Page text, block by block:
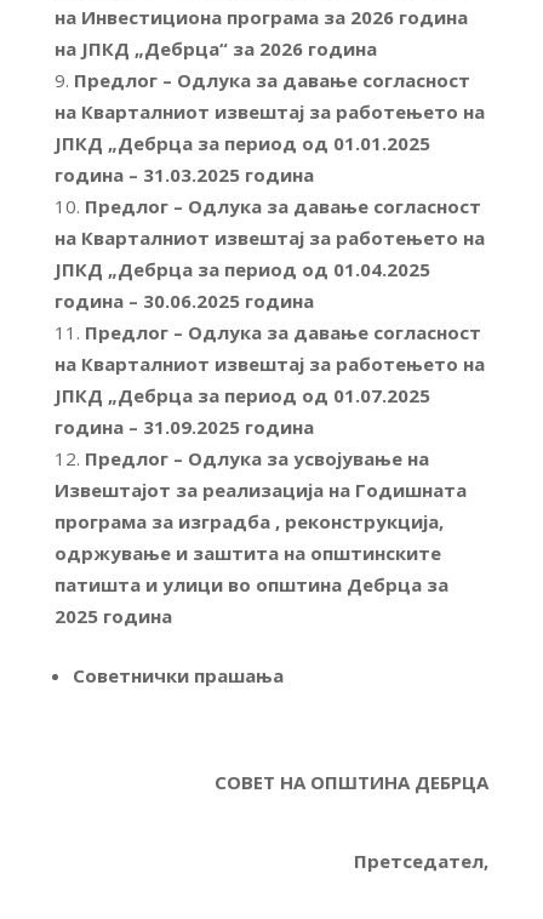
на Инвестициона програма за 2026 година
на ЈПКД „Дебрца“ за 2026 година
Предлог – Одлука за давање согласност
на Кварталниот извештај за работењето на
ЈПКД „Дебрца за период од 01.01.2025
година – 31.03.2025 година
Предлог – Одлука за давање согласност
на Кварталниот извештај за работењето на
ЈПКД „Дебрца за период од 01.04.2025
година – 30.06.2025 година
Предлог – Одлука за давање согласност
на Кварталниот извештај за работењето на
ЈПКД „Дебрца за период од 01.07.2025
година – 31.09.2025 година
Предлог – Одлука за усвојување на
Извештајот за реализација на Годишната
програма за изградба , реконструкција,
одржување и заштита на општинските
патишта и улици во општина Дебрца за
2025 година
Советнички прашања
СОВЕТ НА ОПШТИНА ДЕБРЦА
Претседател,